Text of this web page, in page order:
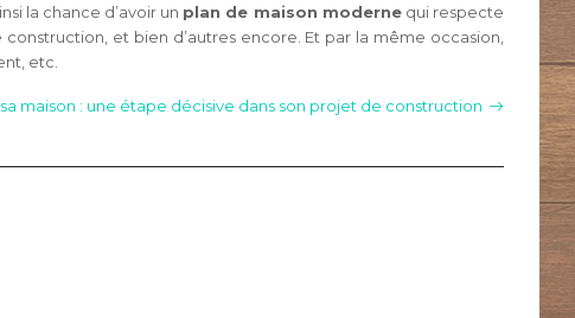
la chance d’avoir un plan de maison modernequi respecte
et bien d’autres encore. Et par la même occasion,
etc.
maison : une étape décisive dans son projet de construction